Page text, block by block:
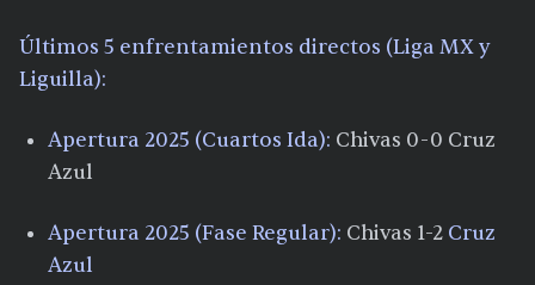
Últimos 5 enfrentamientos directos (Liga MX y
Liguilla):
Apertura 2025 (Cuartos Ida): Chivas 0-0 Cruz
Azul
Apertura 2025 (Fase Regular): Chivas 1-2 Cruz
Azul